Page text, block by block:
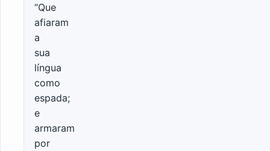
“Que
afiaram
a
sua
língua
como
espada;
e
armaram
por